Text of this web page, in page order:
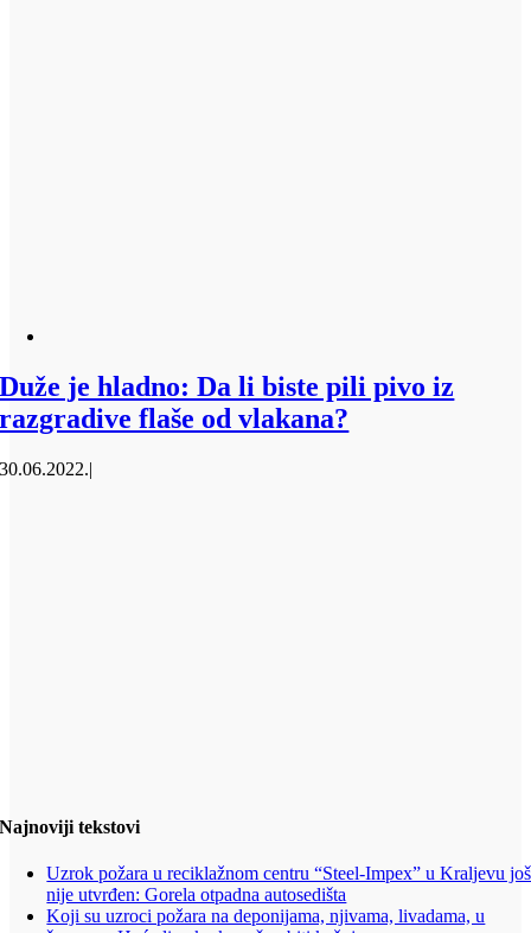
Duže je hladno: Da li biste pili pivo iz
razgradive flaše od vlakana?
30.06.2022.|
Najnoviji tekstovi
Uzrok požara u reciklažnom centru “Steel-Impex” u Kraljevu još
nije utvrđen: Gorela otpadna autosedišta
Koji su uzroci požara na deponijama, njivama, livadama, u